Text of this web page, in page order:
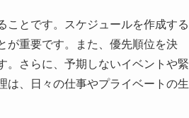
ことです。スケジュールを作成する
が重要です。また、優先順位を決
。さらに、予期しないイベントや緊
は、日々の仕事やプライベートの生